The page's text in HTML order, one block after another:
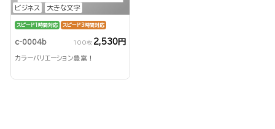
ビジネス 大きな文字
スピード1時間対応 スピード3時間対応
c-0004b 100枚 2,530円
カラーバリエーション豊富！